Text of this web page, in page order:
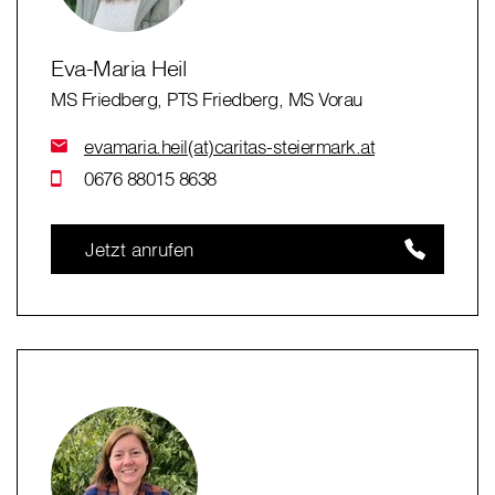
Eva-Maria Heil
MS Friedberg, PTS Friedberg, MS Vorau
evamaria.heil(at)caritas-steiermark.at
0676 88015 8638
Jetzt anrufen